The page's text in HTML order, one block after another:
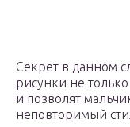
Секрет в данном
рисунки не
и позволят
неповторимый